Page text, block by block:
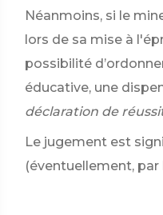
Néanmoins, si le
lors de sa mise à
possibilité
éducative, une
déclaration de
Le jugement est
(éventuellement, par